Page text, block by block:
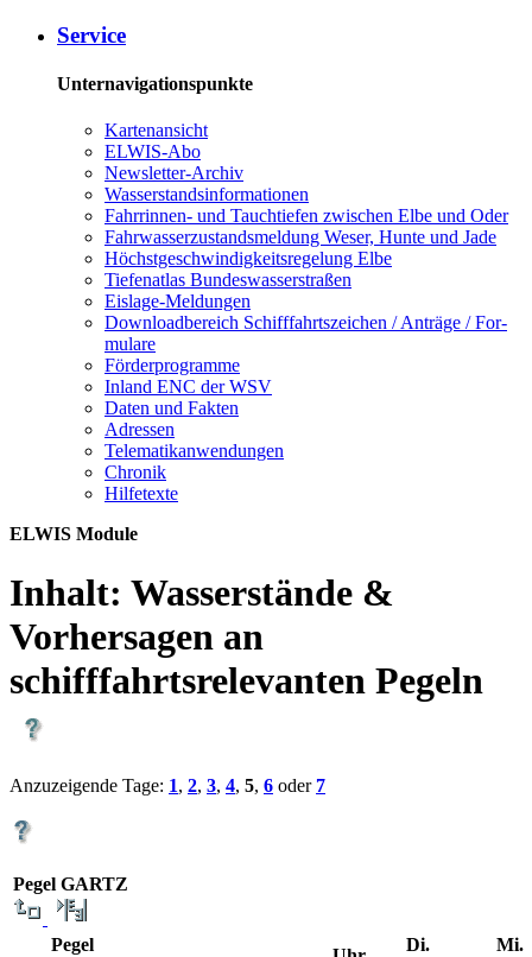
Ser­vice
Unternavigationspunkte
Kar­ten­an­sicht
EL­WIS-​Abo
Newslet­ter-​Ar­chiv
Was­ser­stands­in­for­ma­tio­nen
Fahr­rin­nen-​ und Tauch­tie­fen zwi­schen El­be und Oder
Fahr­was­ser­zu­stands­mel­dung We­ser, Hun­te und Ja­de
Höchst­ge­schwin­dig­keits­re­ge­lung El­be
Tie­fe­n­at­las Bun­des­was­ser­stra­ßen
Eis­la­ge-​Mel­dun­gen
Dow­n­load­be­reich Schiff­fahrts­zei­chen / An­trä­ge / For­
mu­la­re
För­der­pro­gram­me
In­land ENC der WSV
Da­ten und Fak­ten
Adres­sen
Te­le­ma­ti­kan­wen­dun­gen
Chro­nik
Hil­fe­tex­te
ELWIS Module
Inhalt: Wasserstände &
Vorhersagen an
schifffahrtsrelevanten Pegeln
Anzuzeigende Tage: 1, 2, 3, 4, 5, 6 oder 7
Pegel GARTZ
Pegel
Di.
Mi.